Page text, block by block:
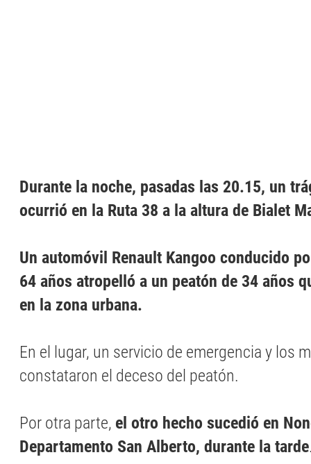
Durante la noche, pasadas las 20.15, un
ocurrió en la Ruta 38 a la altura de Bialet
Un automóvil Renault Kangoo conducido
64 años atropelló a un peatón de 34 años
en la zona urbana.
En el lugar, un servicio de emergencia y los
constataron el deceso del peatón.
Por otra parte, el otro hecho sucedió en
Departamento San Alberto, durante la tarde